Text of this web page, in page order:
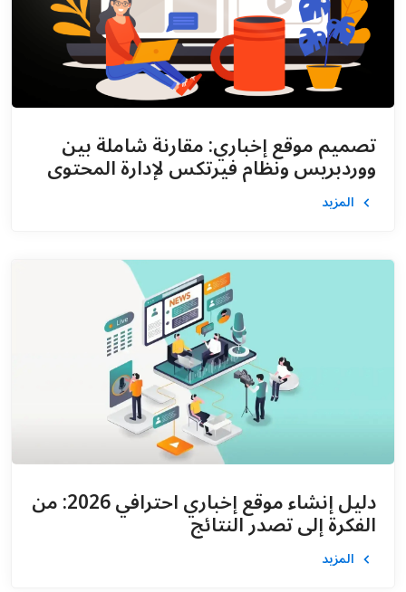
تصميم موقع إخباري: مقارنة شاملة بين
ووردبريس ونظام فيرتكس لإدارة المحتوى
المزيد
دليل إنشاء موقع إخباري احترافي 2026: من
الفكرة إلى تصدر النتائج
المزيد